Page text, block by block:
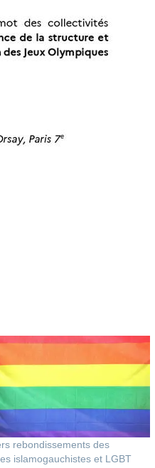
rebondissements des
islamogauchistes et LGBT